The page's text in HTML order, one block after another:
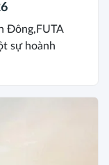
Đông,FUTA
sự hoành